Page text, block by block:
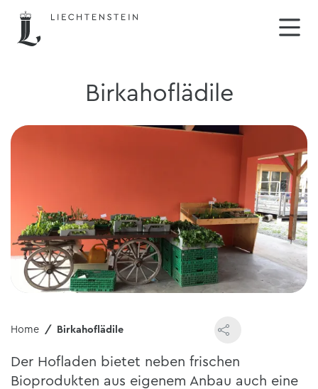
Birkahoflädile
Home Birkahoflädile
Der Hofladen bietet neben frischen
Bioprodukten aus eigenem Anbau auch eine